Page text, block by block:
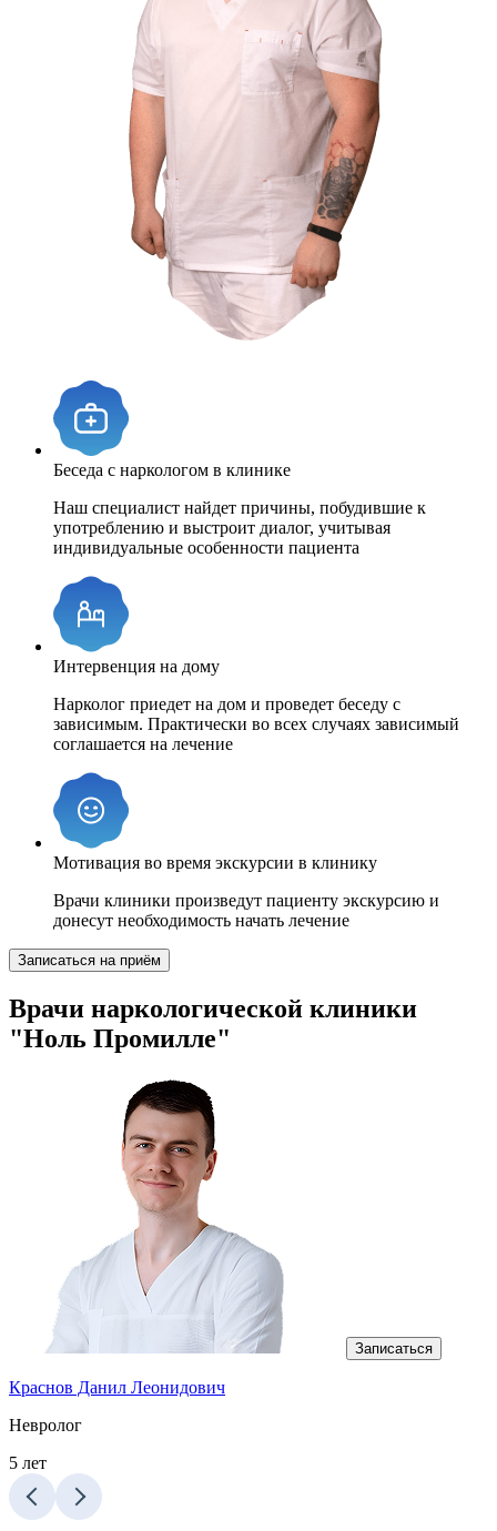
Беседа с наркологом в клинике
Наш специалист найдет причины, побудившие к
употреблению и выстроит диалог, учитывая
индивидуальные особенности пациента
Интервенция на дому
Нарколог приедет на дом и проведет беседу с
зависимым. Практически во всех случаях зависимый
соглашается на лечение
Мотивация во время экскурсии в клинику
Врачи клиники произведут пациенту экскурсию и
донесут необходимость начать лечение
Записаться на приём
Врачи наркологической клиники
"Ноль Промилле"
Записаться
Краснов Данил Леонидович
Невролог
5 лет